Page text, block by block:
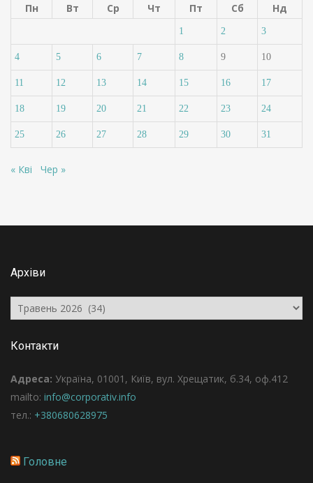
Пн
Вт Ср Чт Пт Сб Нд
1 2 3
4 5 6 7 8 9 10
11 12 13 14 15 16 17
18 19 20 21 22 23 24
25 26 27 28 29 30 31
« Кві Чер »
Архіви
Архіви
Контакти
Адреса: Україна, 01001, Київ, вул. Хрещатик, б.34, оф.412
mailto: info@corporativ.info
тел.: +380680628975
Головне